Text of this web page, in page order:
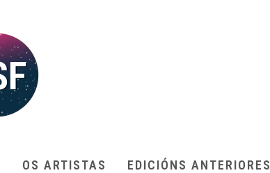
OS ARTISTAS EDICIÓNS ANTERIORES